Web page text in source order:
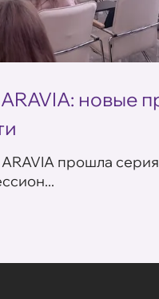
новые
прошла